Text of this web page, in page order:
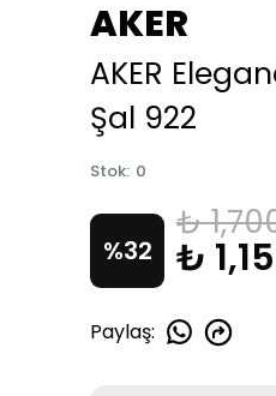
AKER
AKER
Şal 922
Stok: 0
%32
₺
₺
Paylaş: